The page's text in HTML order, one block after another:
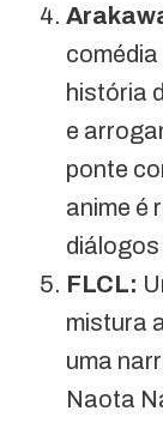
história
e
ponte
anime é
FLCL:
mistura
uma
Naota